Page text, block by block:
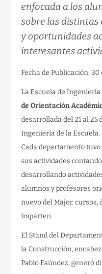
enfocada a los
sobre las distintas
y oportunidades
interesantes
Fecha de Publicación:
La Escuela de
de Orientación
desarrollada del 21 al 25
Ingeniería de la Escuela.
Cada departamento
sus actividades
desarrollando
alumnos y profesores
nuevo del Major, cursos,
imparten.
El Stand del
la Construcción,
Pablo Faúndez, generó